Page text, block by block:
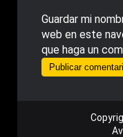
Guardar mi
web en este
que haga un